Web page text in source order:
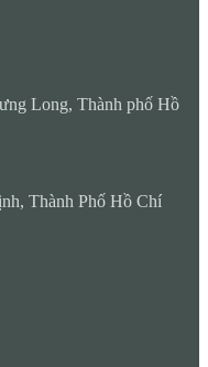
Long, Thành phố Hồ
Thành Phố Hồ Chí